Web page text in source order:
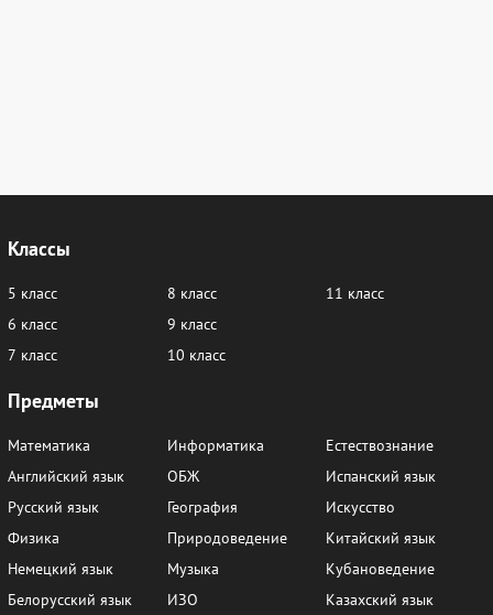
Классы
5 класс
6 класс
7 класс
8 класс
9 класс
10 класс
11 класс
Предметы
Математика
Английский язык
Русский язык
Физика
Немецкий язык
Белорусский язык
Информатика
ОБЖ
География
Природоведение
Музыка
ИЗО
Естествознание
Испанский язык
Искусство
Китайский язык
Кубановедение
Казахский язык